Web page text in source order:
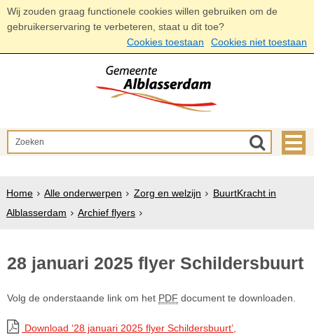
Wij zouden graag functionele cookies willen gebruiken om de
gebruikerservaring te verbeteren, staat u dit toe?
Cookies toestaan
Cookies niet toestaan
Home Alle onderwerpen Zorg en welzijn
BuurtKracht in
Alblasserdam
Archief flyers
28 januari 2025 flyer Schildersbuurt
Volg de onderstaande link om het PDF document te downloaden.
Download ‘28 januari 2025 flyer Schildersbuurt’,